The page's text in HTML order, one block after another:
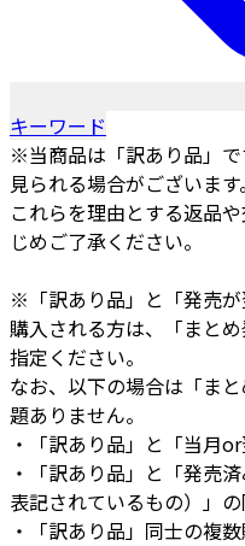
キーワード
※当商品は「訳あり品」
見られる場合がございます。
これらを理由とする返品
じめご了承ください。
※「訳あり品」と「発売
購入される方は、「まと
指定ください。
なお、以下の場合は「ま
題ありません。
・「訳あり品」と「当月
・「訳あり品」と「発売
表記されているもの）」
・「訳あり品」同士の複数